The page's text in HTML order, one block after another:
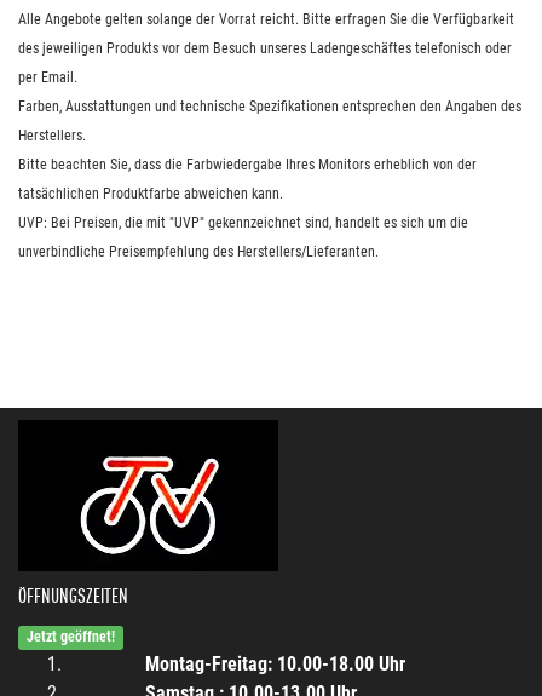
Alle Angebote gelten solange der Vorrat reicht. Bitte erfragen Sie die Verfügbarkeit
des jeweiligen Produkts vor dem Besuch unseres Ladengeschäftes telefonisch oder
per Email.
Farben, Ausstattungen und technische Spezifikationen entsprechen den Angaben des
Herstellers.
Bitte beachten Sie, dass die Farbwiedergabe Ihres Monitors erheblich von der
tatsächlichen Produktfarbe abweichen kann.
UVP: Bei Preisen, die mit "UVP" gekennzeichnet sind, handelt es sich um die
unverbindliche Preisempfehlung des Herstellers/Lieferanten.
ÖFFNUNGSZEITEN
Jetzt geöffnet!
Montag-Freitag: 10.00-18.00 Uhr